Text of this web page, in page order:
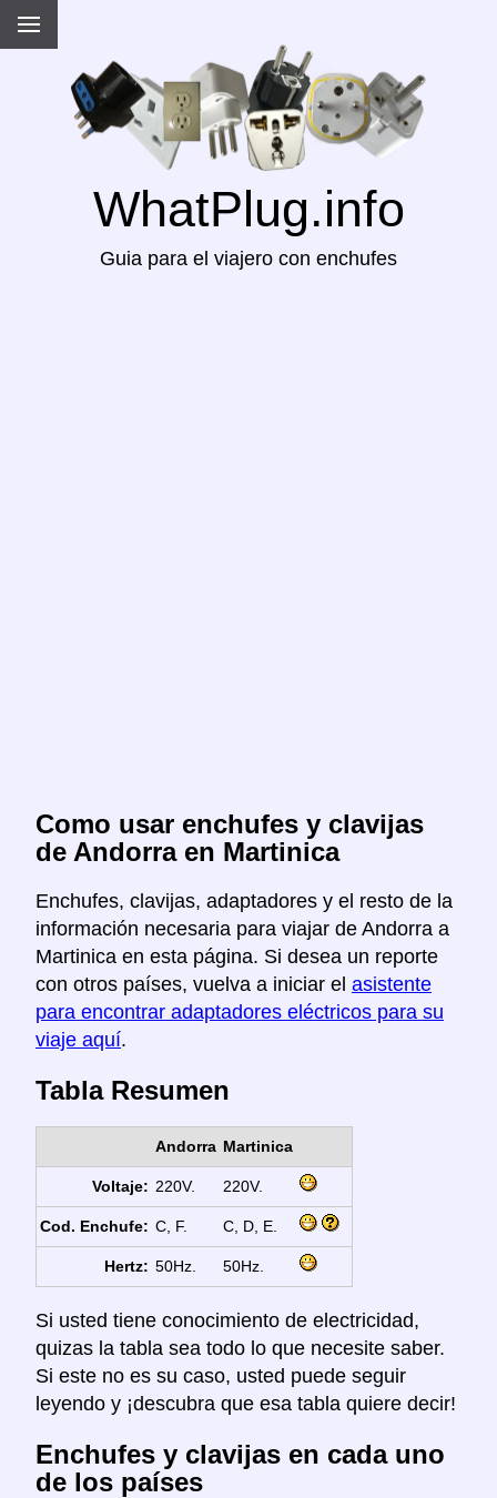
WhatPlug.info
Guia para el viajero con enchufes
Como usar enchufes y clavijas
de Andorra en Martinica
Enchufes, clavijas, adaptadores y el resto de la
información necesaria para viajar de Andorra a
Martinica en esta página. Si desea un reporte
con otros países, vuelva a iniciar el asistente
para encontrar adaptadores eléctricos para su
viaje aquí.
Tabla Resumen
Andorra Martinica
Voltaje: 220V. 220V.
Cod. Enchufe: C, F. C, D, E.
Hertz: 50Hz. 50Hz.
Si usted tiene conocimiento de electricidad,
quizas la tabla sea todo lo que necesite saber.
Si este no es su caso, usted puede seguir
leyendo y ¡descubra que esa tabla quiere decir!
Enchufes y clavijas en cada uno
de los países